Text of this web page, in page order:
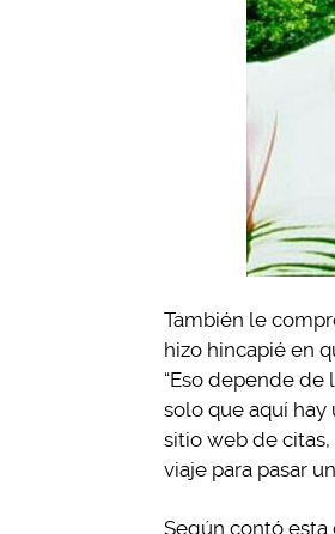
También le
hizo hincapié en
“Eso depende
solo que aquí hay
sitio web de
viaje para pasar
Según contó esta